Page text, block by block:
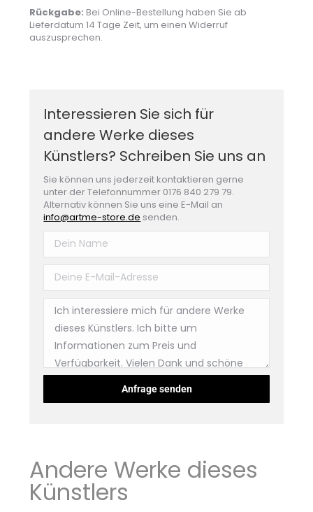
Rückgabe: Bei Online-Bestellung haben Sie ab
Lieferdatum 14 Tage Zeit, um einen Widerruf
auszusprechen.
Interessieren Sie sich für
andere Werke dieses
Künstlers? Schreiben Sie uns an
Sie können uns jederzeit kontaktieren gerne
unter der Telefonnummer 0176 840 279 79.
Alternativ können Sie uns eine E-Mail an
info@artme-store.de senden.
Andere Werke dieses
Künstlers